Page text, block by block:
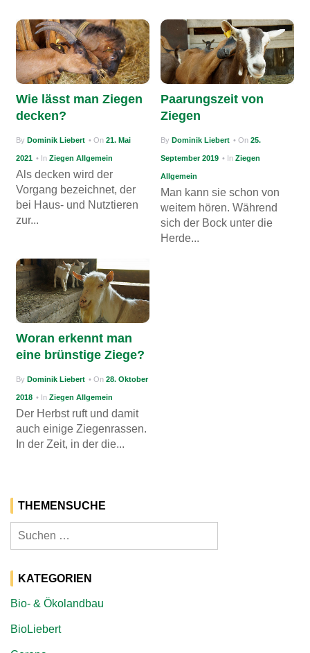
Wie lässt man Ziegen
decken?
ByDominik Liebert • On21. Mai
2021 • InZiegen Allgemein
Als decken wird der
Vorgang bezeichnet, der
bei Haus- und Nutztieren
zur...
Paarungszeit von
Ziegen
ByDominik Liebert • On25.
September 2019 • InZiegen
Allgemein
Man kann sie schon von
weitem hören. Während
sich der Bock unter die
Herde...
Woran erkennt man
eine brünstige Ziege?
ByDominik Liebert • On28. Oktober
2018 • InZiegen Allgemein
Der Herbst ruft und damit
auch einige Ziegenrassen.
In der Zeit, in der die...
THEMENSUCHE
Suchen
nach:
KATEGORIEN
Bio- & Ökolandbau
BioLiebert